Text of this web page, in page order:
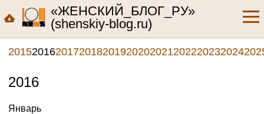
«ЖЕНСКИЙ_БЛОГ_РУ»
(shenskiy-blog.ru)
2015201620172018201920202021202220232024
2016
Январь